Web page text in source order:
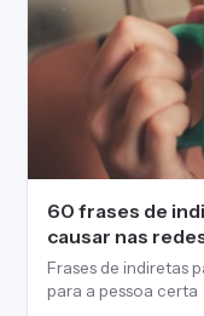
60 frases de
causar nas
Frases de indiretas
para a pessoa certa